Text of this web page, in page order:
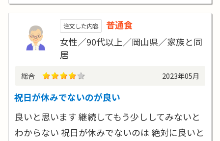
注文した内容
普通食
女性／90代以上／岡山県／家族と同
居
総合 2023年05月
祝日が休みでないのが良い
良いと思います 継続してもう少ししてみないと
わからない 祝日が休みでないのは 絶対に良いと